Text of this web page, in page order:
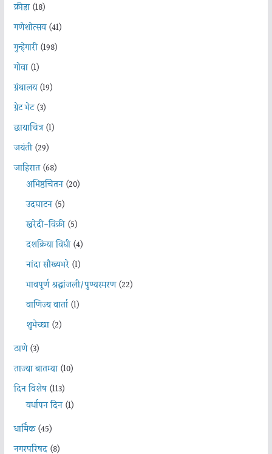
क्रीडा(18)
गणेशोत्सव(41)
गुन्हेगारी(198)
गोवा(1)
ग्रंथालय(19)
ग्रेट भेट(3)
छायाचित्र(1)
जयंती(29)
जाहिरात(68)
अभिष्ठचिंतन(20)
उदघाटन(5)
खरेदी-विक्री(5)
दशक्रिया विधी(4)
नांदा सौख्यभरे(1)
भावपूर्ण श्रद्धांजली/पुण्यस्मरण(22)
वाणिज्य वार्ता(1)
शुभेच्छा(2)
ठाणे(3)
ताज्या बातम्या(10)
दिन विशेष(113)
वर्धापन दिन(1)
धार्मिक(45)
नगरपरिषद(8)